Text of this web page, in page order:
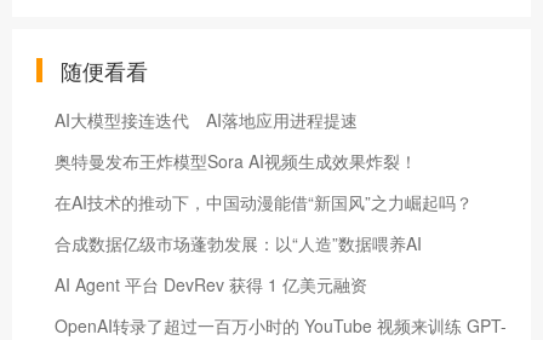
随便看看
AI大模型接连迭代 AI落地应用进程提速
奥特曼发布王炸模型Sora AI视频生成效果炸裂！
在AI技术的推动下，中国动漫能借“新国风”之力崛起吗？
合成数据亿级市场蓬勃发展：以“人造”数据喂养AI
​AI Agent 平台 DevRev 获得 1 亿美元融资
OpenAI转录了超过一百万小时的 YouTube 视频来训练 GPT-